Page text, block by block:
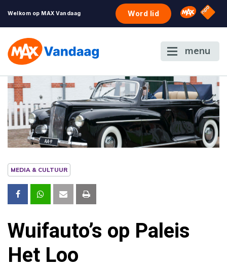
Welkom op MAX Vandaag Word lid Omroep
NPO
menu
MEDIA & CULTUUR
Wuifauto’s op Paleis
Het Loo